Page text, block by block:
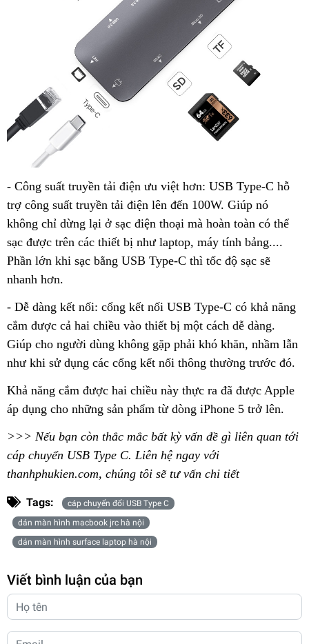
- Công suất truyền tải điện ưu việt hơn: USB Type-C hỗ
trợ công suất truyền tải điện lên đến 100W. Giúp nó
không chỉ dừng lại ở sạc điện thoại mà hoàn toàn có thể
sạc được trên các thiết bị như laptop, máy tính bảng....
Phần lớn khi sạc bằng USB Type-C thì tốc độ sạc sẽ
nhanh hơn.
- Dễ dàng kết nối: cổng kết nối USB Type-C có khả năng
cắm được cả hai chiều vào thiết bị một cách dễ dàng.
Giúp cho người dùng không gặp phải khó khăn, nhầm lẫn
như khi sử dụng các cổng kết nối thông thường trước đó.
Khả năng cắm được hai chiều này thực ra đã được Apple
áp dụng cho những sản phẩm từ dòng iPhone 5 trở lên.
>>> Nếu bạn còn thắc mắc bất kỳ vấn đề gì liên quan tới
cáp chuyển USB Type C. Liên hệ ngay với
thanhphukien.com, chúng tôi sẽ tư vấn chi tiết
Tags:
cáp chuyển đổi USB Type C
dán màn hình macbook jrc hà nội
dán màn hình surface laptop hà nội
Viết bình luận của bạn